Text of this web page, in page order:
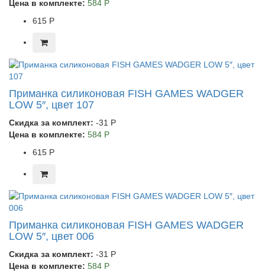
Цена в комплекте: 584 Р
615 Р
Приманка силиконовая FISH GAMES WADGER
LOW 5″, цвет 107
Скидка за комплект: -31 Р
Цена в комплекте: 584 Р
615 Р
Приманка силиконовая FISH GAMES WADGER
LOW 5″, цвет 006
Скидка за комплект: -31 Р
Цена в комплекте: 584 Р